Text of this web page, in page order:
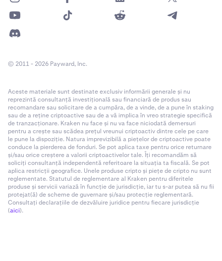
© 2011 - 2026 Payward, Inc.
Aceste materiale sunt destinate exclusiv informării generale și nu
reprezintă consultanță investițională sau financiară de produs sau
recomandare sau solicitare de a cumpăra, de a vinde, de a pune în staking
sau de a reține criptoactive sau de a vă implica în vreo strategie specifică
de tranzacționare. Kraken nu face și nu va face niciodată demersuri
pentru a crește sau scădea prețul vreunui criptoactiv dintre cele pe care
le pune la dispoziție. Natura imprevizibilă a piețelor de criptoactive poate
conduce la pierderea de fonduri. Se pot aplica taxe pentru orice returnare
și/sau orice creștere a valorii criptoactivelor tale. Îți recomandăm să
soliciți consultanță independentă referitoare la situația ta fiscală. Se pot
aplica restricții geografice. Unele produse cripto și piețe de cripto nu sunt
reglementate. Statutul de reglementare al Kraken pentru diferitele
produse și servicii variază în funcție de jurisdicție, iar tu s-ar putea să nu fii
protejat(ă) de scheme de guvernare și/sau protecție reglementară.
Consultați declarațiile de dezvăluire juridice pentru fiecare jurisdicție
(aici).